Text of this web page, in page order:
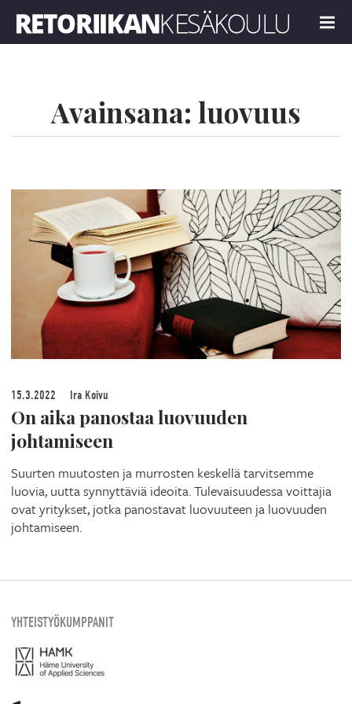
MENU
Avainsana: luovuus
15.3.2022 Ira Koivu
On aika panostaa luovuuden
johtamiseen
Suurten muutosten ja murrosten keskellä tarvitsemme
luovia, uutta synnyttäviä ideoita. Tulevaisuudessa voittajia
ovat yritykset, jotka panostavat luovuuteen ja luovuuden
johtamiseen.
YHTEISTYÖKUMPPANIT